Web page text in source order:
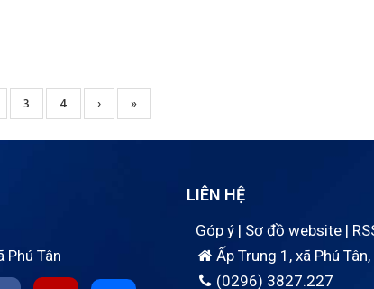
Page
3 Page
4
Next
page
›
Trang
cuối
»
Phú Tân
LIÊN HỆ
Góp ý | Sơ đồ website |
Ấp Trung 1, xã Phú
(0296) 3827.227